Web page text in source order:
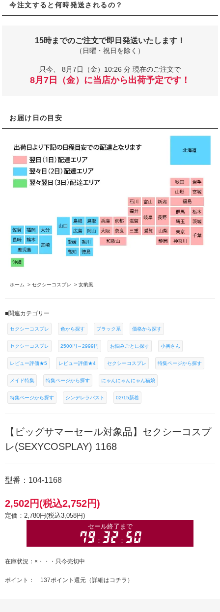
今注文すると何時発送されるの？
15時までのご注文で即日発送いたします！
（日曜・祝日を除く）
只今、 8月7日（金）10:26 分 現在のご注文で
8月7日（金）に当店から出荷予定です！
お届け日の目安
ホーム > セクシーコスプレ > 女豹風
■関連カテゴリー
セクシーコスプレ 色から探す ブラック系 価格から探す
セクシーコスプレ 2500円～2999円 お悩みごとに探す 小胸さん
レビュー評価★5 レビュー評価★4 セクシーコスプレ 特集ページから探す
メイド特集 特集ページから探す にゃんにゃんにゃん猫娘
特集ページから探す シンデレラバスト 02/15新着
【ビッグサマーセール対象品】セクシーコスプ
レ(SEXYCOSPLAY) 1168
型番：104-1168
2,502円(税込2,752円)
定価： 2,780円(税込3,058円)
在庫状況：×・・・只今売切中
ポイント： 137ポイント還元（詳細はコチラ ）